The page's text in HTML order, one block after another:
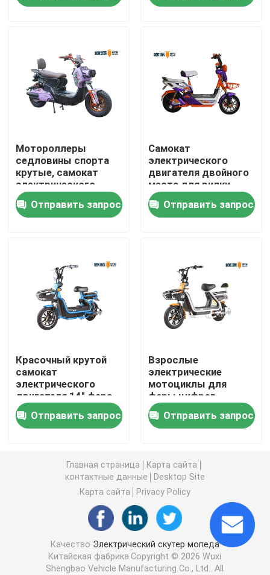
Путешествие фабрики
Проверка качества
Свяжитесь мы
Спросите цитату
Скутер электрического двигателя
Электрический скутер подвижности
Скутер педали электрический
Скутер дам электрический
Долгосрочный электрический скутер
Взрослый электрический велосипед
Складывая электрический велосипед
Мотороллеры
седловины спорта
крутые, самокат
электрического
двигателя для
подростков
Отправить запрос
Самокат
электрического
двигателя двойного
места для вилки
женщин/трубок
взрослого 42
передней
Отправить запрос
Красочный крутой
самокат
электрического
двигателя 14" фара
СИД силы мотора
Отправить запрос
Взрослые
электрические
мотоциклы для
фары цифров
Спедметер СИД
подростков
Отправить запрос
Главная страница
Карта сайта
контактные данные
Desktop Site
Карта сайта
Privacy Policy
Качество Электрический скутер мопеда
Китайская фабрика.Copyright © 2026 Wuxi
Shengbao Vehicle Manufacturing Co., Ltd.. All